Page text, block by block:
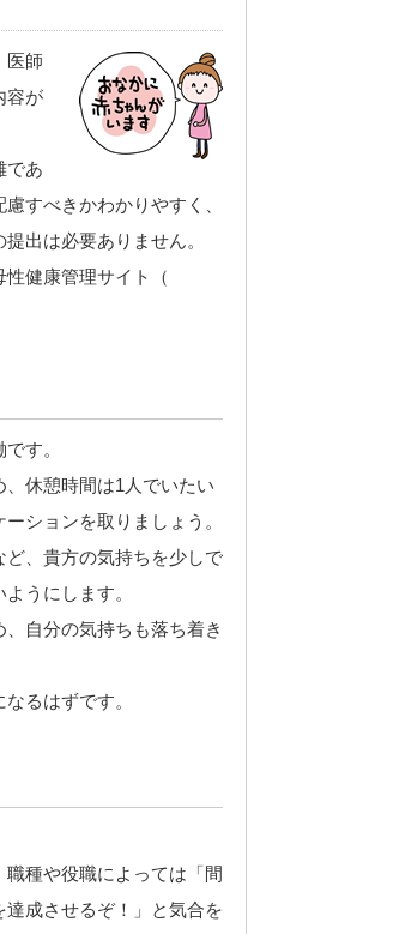
医師
容が
であ
すべきかわかりやすく、
出は必要ありません。
健康管理サイト（
す。
休憩時間は1人でいたい
ションを取りましょう。
、貴方の気持ちを少しで
うにします。
自分の気持ちも落ち着き
るはずです。
種や役職によっては「間
成させるぞ！」と気合を